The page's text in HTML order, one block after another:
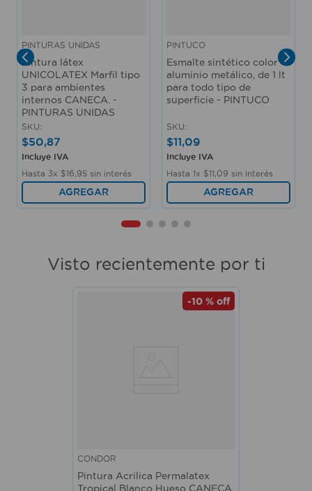
PINTURAS UNIDAS
Pintura látex
UNICOLATEX Marfil tipo
3 para ambientes
internos CANECA. -
PINTURAS UNIDAS
SKU:
$50,87
Incluye IVA
Hasta 3x $16 95 sin interés
AGREGAR
PINTUCO
Esmalte sintético color
aluminio metálico, de 1 lt
para todo tipo de
superficie - PINTUCO
SKU:
$11,09
Incluye IVA
Hasta 1x $11 09 sin interés
AGREGAR
Visto recientemente por ti
-10 % off
CONDOR
Pintura Acrilica Permalatex
Tropical Blanco Hueso CANECA.